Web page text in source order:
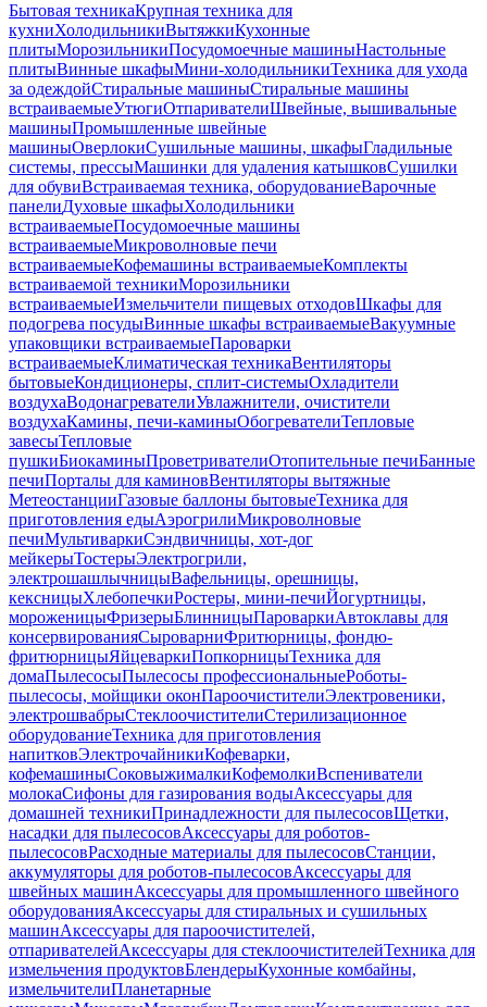
Бытовая техникаКрупная техника для
кухниХолодильникиВытяжкиКухонные
плитыМорозильникиПосудомоечные машиныНастольные
плитыВинные шкафыМини-холодильникиТехника для ухода
за одеждойСтиральные машиныСтиральные машины
встраиваемыеУтюгиОтпаривателиШвейные, вышивальные
машиныПромышленные швейные
машиныОверлокиСушильные машины, шкафыГладильные
системы, прессыМашинки для удаления катышковСушилки
для обувиВстраиваемая техника, оборудованиеВарочные
панелиДуховые шкафыХолодильники
встраиваемыеПосудомоечные машины
встраиваемыеМикроволновые печи
встраиваемыеКофемашины встраиваемыеКомплекты
встраиваемой техникиМорозильники
встраиваемыеИзмельчители пищевых отходовШкафы для
подогрева посудыВинные шкафы встраиваемыеВакуумные
упаковщики встраиваемыеПароварки
встраиваемыеКлиматическая техникаВентиляторы
бытовыеКондиционеры, сплит-системыОхладители
воздухаВодонагревателиУвлажнители, очистители
воздухаКамины, печи-каминыОбогревателиТепловые
завесыТепловые
пушкиБиокаминыПроветривателиОтопительные печиБанные
печиПорталы для каминовВентиляторы вытяжные
МетеостанцииГазовые баллоны бытовыеТехника для
приготовления едыАэрогрилиМикроволновые
печиМультиваркиСэндвичницы, хот-дог
мейкерыТостерыЭлектрогрили,
электрошашлычницыВафельницы, орешницы,
кексницыХлебопечкиРостеры, мини-печиЙогуртницы,
мороженицыФризерыБлинницыПароваркиАвтоклавы для
консервированияСыроварниФритюрницы, фондю-
фритюрницыЯйцеваркиПопкорницыТехника для
домаПылесосыПылесосы профессиональныеРоботы-
пылесосы, мойщики оконПароочистителиЭлектровеники,
электрошвабрыСтеклоочистителиСтерилизационное
оборудованиеТехника для приготовления
напитковЭлектрочайникиКофеварки,
кофемашиныСоковыжималкиКофемолкиВспениватели
молокаСифоны для газирования водыАксессуары для
домашней техникиПринадлежности для пылесосовЩетки,
насадки для пылесосовАксессуары для роботов-
пылесосовРасходные материалы для пылесосовСтанции,
аккумуляторы для роботов-пылесосовАксессуары для
швейных машинАксессуары для промышленного швейного
оборудованияАксессуары для стиральных и сушильных
машинАксессуары для пароочистителей,
отпаривателейАксессуары для стеклоочистителейТехника для
измельчения продуктовБлендерыКухонные комбайны,
измельчителиПланетарные